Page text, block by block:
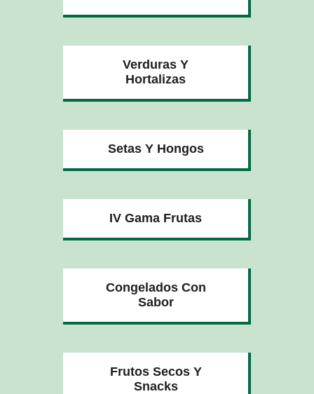
Verduras Y
Hortalizas
Setas Y Hongos
IV Gama Frutas
Congelados Con
Sabor
Frutos Secos Y
Snacks